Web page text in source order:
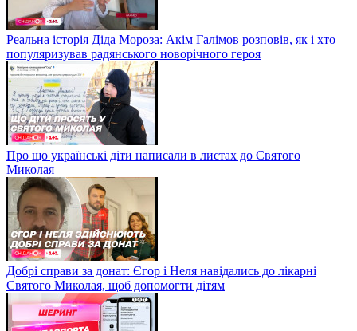
Реальна історія Діда Мороза: Акім Галімов розповів, як і хто
популяризував радянського новорічного героя
Про що українські діти написали в листах до Святого
Миколая
Добрі справи за донат: Єгор і Неля навідались до лікарні
Святого Миколая, щоб допомогти дітям